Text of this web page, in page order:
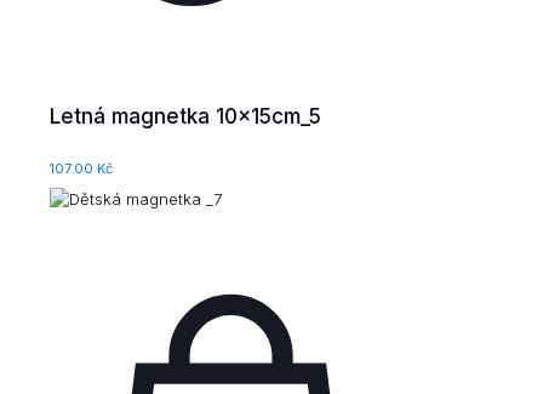
Letná magnetka 10x15cm_5
107.00 Kč